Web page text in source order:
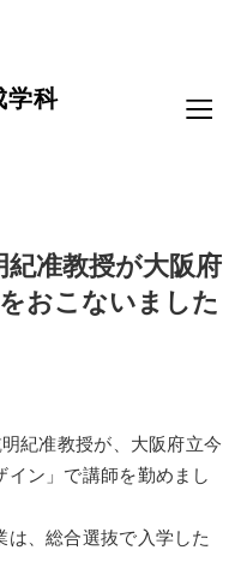
学科
准教授が大阪府
おこないました
紀准教授が、大阪府立今
ン」で講師を勤めまし
は、総合選抜で入学した